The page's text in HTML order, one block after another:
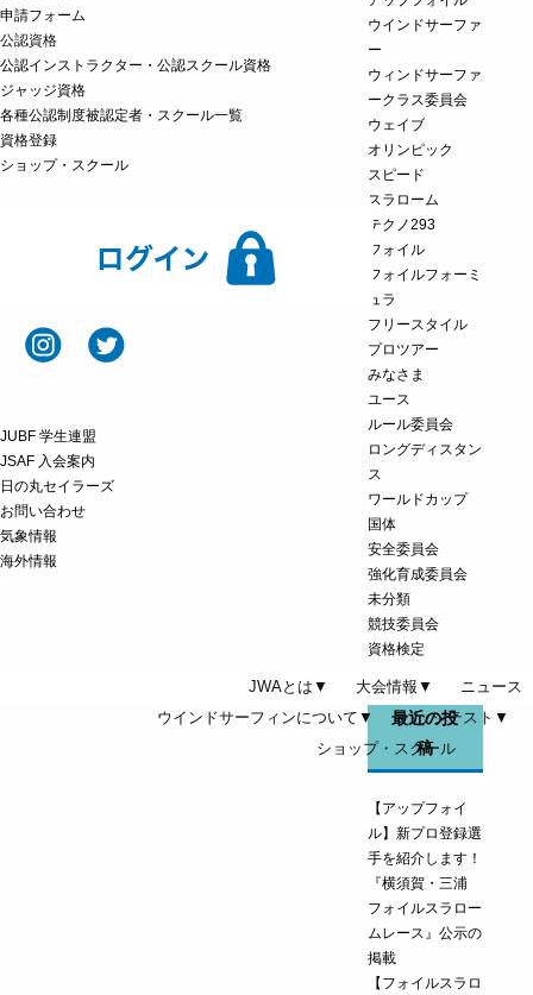
申請フォーム
公認資格
公認インストラクター・公認スクール資格
ジャッジ資格
各種公認制度被認定者・スクール一覧
資格登録
ショップ・スクール
JUBF 学生連盟
JSAF 入会案内
日の丸セイラーズ
お問い合わせ
気象情報
海外情報
JWAとは▼ 大会情報▼
ニュース
ウインドサーフィンについて▼
バッジテスト▼
ショップ・スクール
ウインドサーファ
ー
ウィンドサーファ
ークラス委員会
ウェイブ
オリンピック
スピード
スラローム
テクノ293
フォイル
フォイルフォーミ
ュラ
フリースタイル
プロツアー
みなさま
ユース
ルール委員会
ロングディスタン
ス
ワールドカップ
国体
安全委員会
強化育成委員会
未分類
競技委員会
資格検定
最近の投
稿
【アップフォイ
ル】新プロ登録選
手を紹介します！
『横須賀・三浦
フォイルスラロー
ムレース』公示の
掲載
【フォイルスラロ